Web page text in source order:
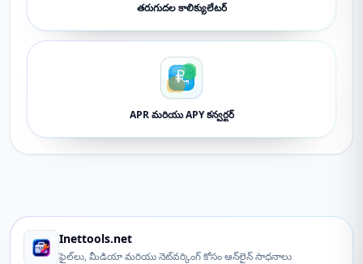
తరుగుదల కాలిక్యులేటర్
APR మరియు APY కన్వర్టర్
Inettools.net
ఫైల్‌లు, మీడియా మరియు నెట్‌వర్కింగ్ కోసం ఆన్‌లైన్ సాధనాలు